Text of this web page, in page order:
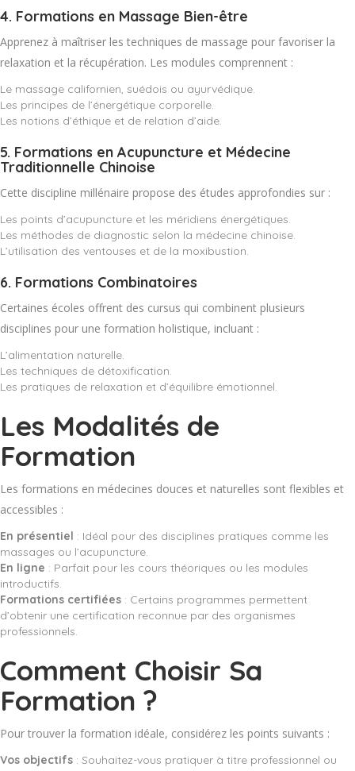
4. Formations en Massage Bien-être
Apprenez à maîtriser les techniques de massage pour favoriser la
relaxation et la récupération. Les modules comprennent :
Le massage californien, suédois ou ayurvédique.
Les principes de l’énergétique corporelle.
Les notions d’éthique et de relation d’aide.
5. Formations en Acupuncture et Médecine
Traditionnelle Chinoise
Cette discipline millénaire propose des études approfondies sur :
Les points d’acupuncture et les méridiens énergétiques.
Les méthodes de diagnostic selon la médecine chinoise.
L’utilisation des ventouses et de la moxibustion.
6. Formations Combinatoires
Certaines écoles offrent des cursus qui combinent plusieurs
disciplines pour une formation holistique, incluant :
L’alimentation naturelle.
Les techniques de détoxification.
Les pratiques de relaxation et d’équilibre émotionnel.
Les Modalités de
Formation
Les formations en médecines douces et naturelles sont flexibles et
accessibles :
En présentiel : Idéal pour des disciplines pratiques comme les
massages ou l’acupuncture.
En ligne : Parfait pour les cours théoriques ou les modules
introductifs.
Formations certifiées : Certains programmes permettent
d’obtenir une certification reconnue par des organismes
professionnels.
Comment Choisir Sa
Formation ?
Pour trouver la formation idéale, considérez les points suivants :
Vos objectifs : Souhaitez-vous pratiquer à titre professionnel ou